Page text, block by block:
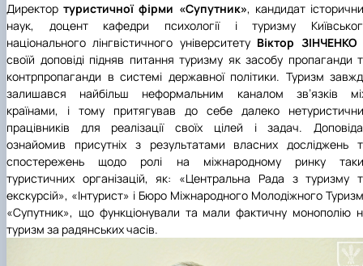
Директортуристичної фірми «Супутник», кандидат
наук, доцент кафедри психології і туризму
національного лінгвістичного університету Віктор
своїй доповіді підняв питання туризму як засобу пропаганди
контрпропаганди в системі державної політики. Туризм
залишався найбільш неформальним каналом зв’язків
країнами, і тому притягував до себе далеко
працівників для реалізації своїх цілей і задач.
ознайомив присутніх з результатами власних досліджень
спостережень щодо ролі на міжнародному ринку
туристичних організацій, як: «Центральна Рада з туризму
екскурсій», «Інтурист» і Бюро Міжнародного Молодіжного
«Супутник», що функціонували та мали фактичну монополію
туризм за радянських часів.